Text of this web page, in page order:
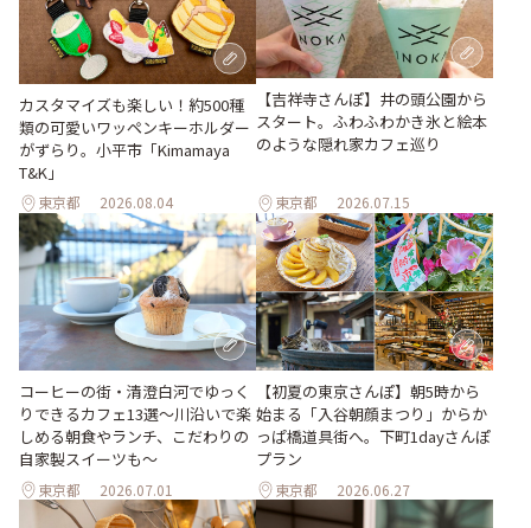
カスタマイズも楽しい！約500種
類の可愛いワッペンキーホルダー
がずらり。小平市「Kimamaya
T&K」
東京都 2026.08.04
【吉祥寺さんぽ】井の頭公園から
スタート。ふわふわかき氷と絵本
のような隠れ家カフェ巡り
東京都 2026.07.15
コーヒーの街・清澄白河でゆっく
りできるカフェ13選～川沿いで楽
しめる朝食やランチ、こだわりの
自家製スイーツも～
東京都 2026.07.01
【初夏の東京さんぽ】朝5時から
始まる「入谷朝顔まつり」からか
っぱ橋道具街へ。下町1dayさんぽ
プラン
東京都 2026.06.27